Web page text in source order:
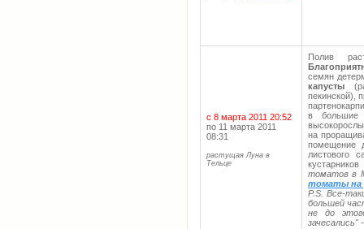
с 8 марта 2011 20:52
по 11 марта 2011
08:31
растущая Луна в
Тельце
Полив
семян
капусты
пекинской),
в большие
на
помещение
листового
кустарников
томатов в
томаты на
P.S. Все-
большей
не до
зачесались"